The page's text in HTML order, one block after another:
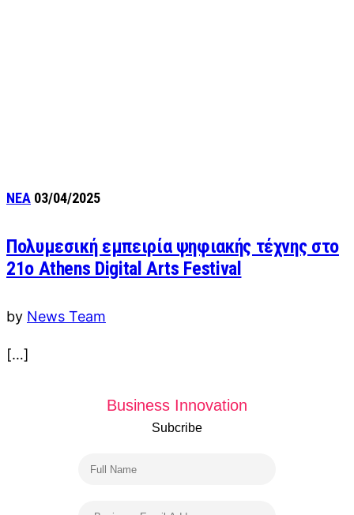
ΝΕΑ 03/04/2025
Πολυμεσική εμπειρία ψηφιακής τέχνης στο
21ο Athens Digital Arts Festival
by News Team
[…]
Business Innovation
Subcribe